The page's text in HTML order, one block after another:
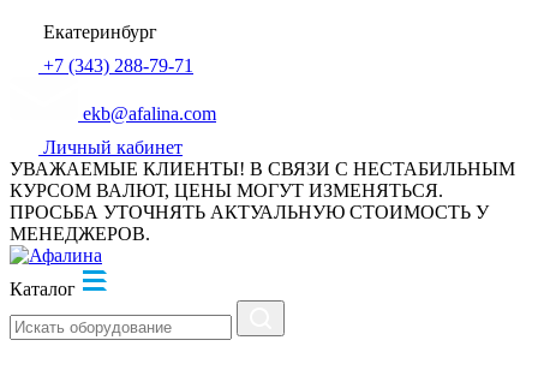
Екатеринбург
+7 (343) 288-79-71
ekb@afalina.com
Личный кабинет
УВАЖАЕМЫЕ КЛИЕНТЫ! В СВЯЗИ С НЕСТАБИЛЬНЫМ
КУРСОМ ВАЛЮТ, ЦЕНЫ МОГУТ ИЗМЕНЯТЬСЯ.
ПРОСЬБА УТОЧНЯТЬ АКТУАЛЬНУЮ СТОИМОСТЬ У
МЕНЕДЖЕРОВ.
Каталог